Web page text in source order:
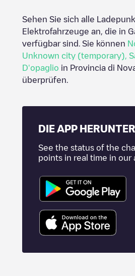
Sehen Sie sich alle
Elektrofahrzeuge an, die in
verfügbar sind. Sie können
Unknown city (temporary)
D'opaglio in Provincia di
überprüfen.
DIE APP
See the status of the
points in real time in our